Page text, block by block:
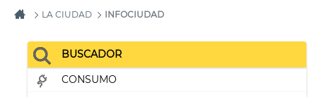
LA CIUDAD INFOCIUDAD
BUSCADOR
CONSUMO